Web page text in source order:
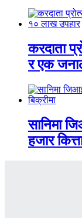
करदाता
र एक
सानिमा
हजार